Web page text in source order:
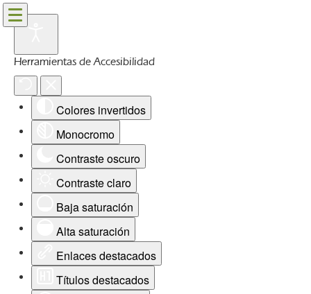
Herramientas de Accesibilidad
Colores invertidos
Monocromo
Contraste oscuro
Contraste claro
Baja saturación
Alta saturación
Enlaces destacados
Títulos destacados